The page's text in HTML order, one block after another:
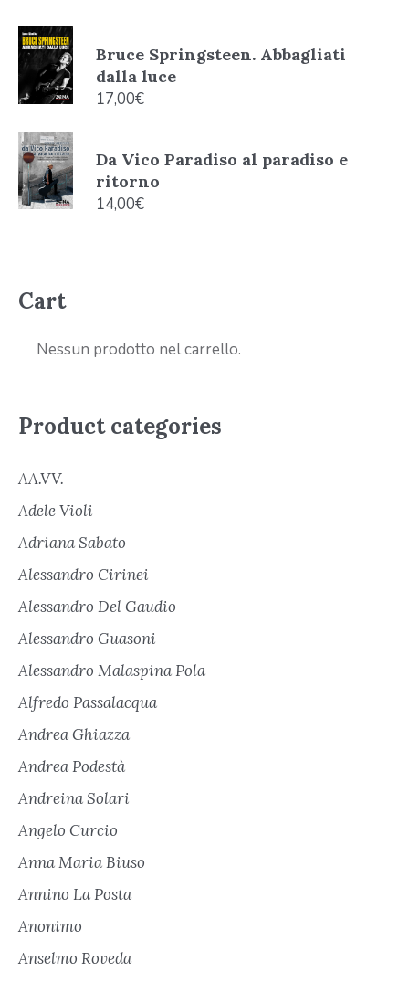
Bruce Springsteen. Abbagliati
dalla luce
17,00€
Da Vico Paradiso al paradiso e
ritorno
14,00€
Cart
Nessun prodotto nel carrello.
Product categories
AA.VV.
Adele Violi
Adriana Sabato
Alessandro Cirinei
Alessandro Del Gaudio
Alessandro Guasoni
Alessandro Malaspina Pola
Alfredo Passalacqua
Andrea Ghiazza
Andrea Podestà
Andreina Solari
Angelo Curcio
Anna Maria Biuso
Annino La Posta
Anonimo
Anselmo Roveda